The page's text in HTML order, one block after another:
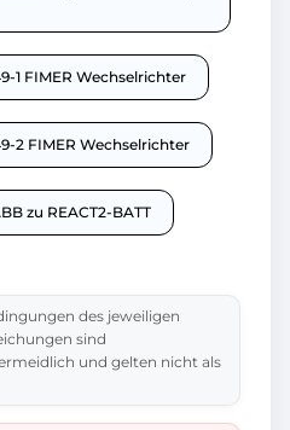
1 FIMER Wechselrichter
2 FIMER Wechselrichter
zu REACT2-BATT
des jeweiligen
sind
und gelten nicht als